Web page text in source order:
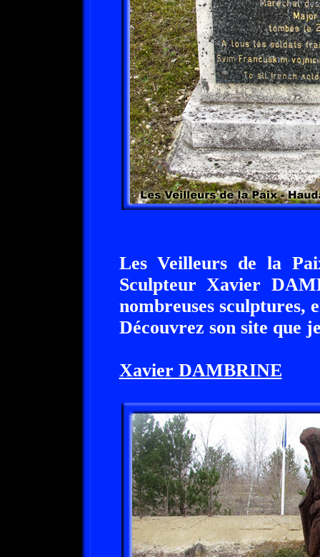
Les Veilleurs de la
Sculpteur Xavier
nombreuses sculptures,
Découvrez son site que
Xavier DAMBRINE